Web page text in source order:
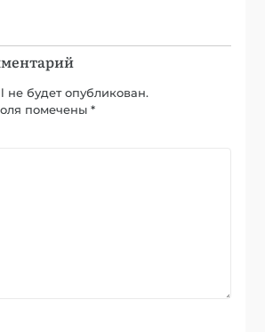
будет опубликован.
помечены*